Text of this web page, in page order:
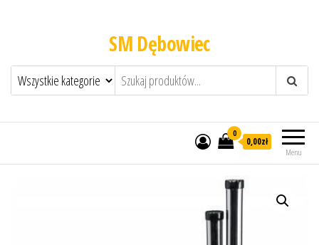
SM Dębowiec
Menu
0
0,00zł